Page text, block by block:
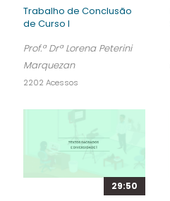
Trabalho de Conclusão
de Curso I
Prof.ª Drª Lorena Peterini
Marquezan
2202 Acessos
29:50